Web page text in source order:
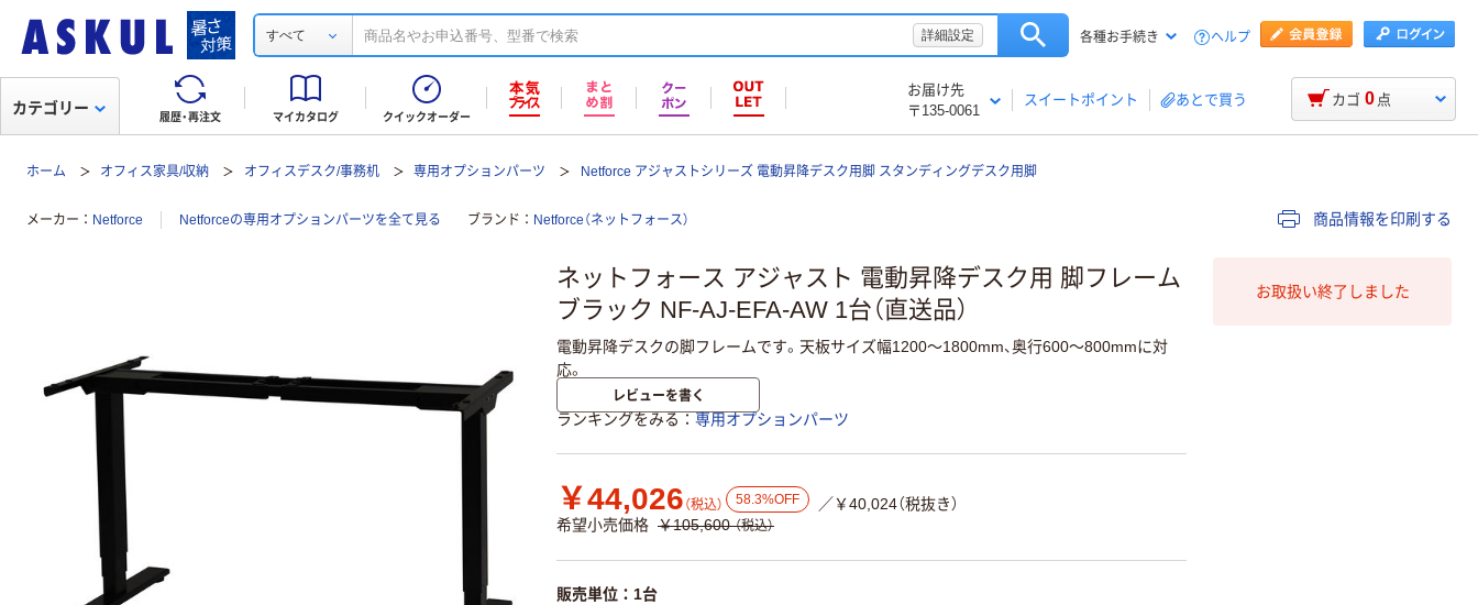
すべて 詳細設定 各種お手続き ヘルプ
履歴・再注文 マイカタログ クイックオーダー
お届け先
〒135-0061
スイートポイント あとで買う
カテゴリー カゴ 0 点
ホーム オフィス家具/収納 オフィスデスク/事務机 専用オプションパーツ Netforce アジャストシリーズ 電動昇降デスク用脚 スタンディングデスク用脚
メーカー Netforce Netforceの専用オプションパーツを全て見る ブランド Netforce（ネットフォース） 商品情報を印刷する
ネットフォース アジャスト 電動昇降デスク用 脚フレーム
ブラック NF-AJ-EFA-AW 1台（直送品）
電動昇降デスクの脚フレームです。天板サイズ幅1200～1800mm、奥行600～800mmに対
応。
レビューを書く
ランキングをみる 専用オプションパーツ
￥44,026 （税込） 58.3%OFF
／￥40,024（税抜き）
希望小売価格 ￥105,600 （税込）
販売単位：1台
お取扱い終了しました